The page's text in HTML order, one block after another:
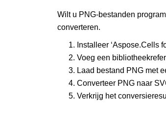
Wilt u PNG-bestanden
converteren.
Installeer ‘Aspose.Cells
Voeg een
Laad bestand PNG met
Converteer PNG naar
Verkrijg het